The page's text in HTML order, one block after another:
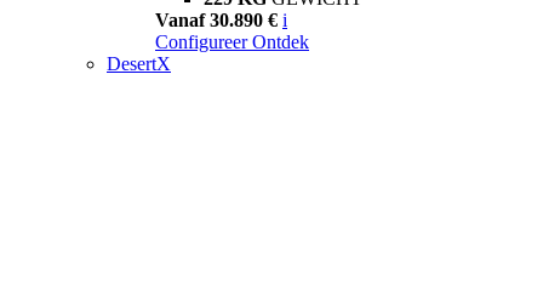
Vanaf 30.890 € i
Configureer Ontdek
DesertX